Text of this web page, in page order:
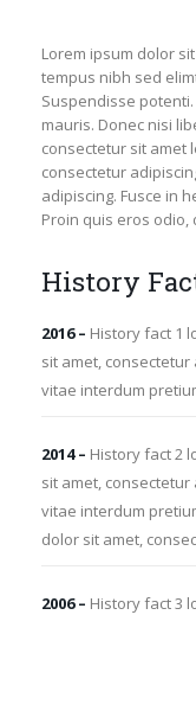
Lorem ipsum dolor
tempus nibh sed
Suspendisse
mauris. Donec nisi
consectetur sit amet
consectetur
adipiscing. Fusce in
Proin quis eros odio,
History
2016 – History fact 1
sit amet,
vitae interdum
2014 – History fact 2
sit amet,
vitae interdum
dolor sit amet,
2006 – History fact 3